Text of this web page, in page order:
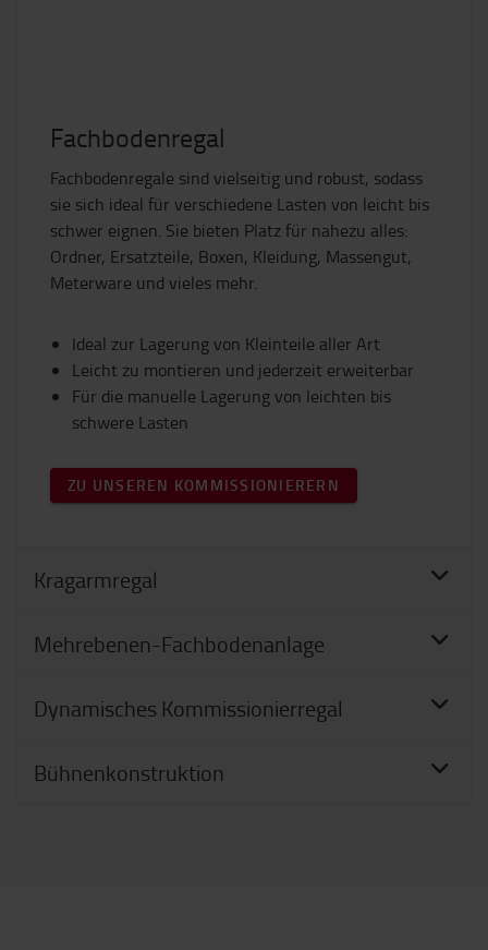
Fachbodenregal
Fachbodenregale sind vielseitig und robust, sodass
sie sich ideal für verschiedene Lasten von leicht bis
schwer eignen. Sie bieten Platz für nahezu alles:
Ordner, Ersatzteile, Boxen, Kleidung, Massengut,
Meterware und vieles mehr.
Ideal zur Lagerung von Kleinteile aller Art
Leicht zu montieren und jederzeit erweiterbar
Für die manuelle Lagerung von leichten bis
schwere Lasten
ZU UNSEREN KOMMISSIONIERERN
Kragarmregal
Mehrebenen-Fachbodenanlage
Dynamisches Kommissionierregal
Bühnenkonstruktion